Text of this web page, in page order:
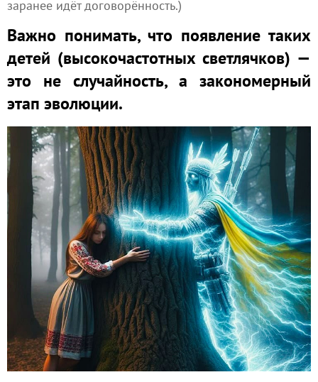
заранее идёт договорённость.)
Важно понимать, что появление таких
детей (высокочастотных светлячков) —
это не случайность, а закономерный
этап эволюции.